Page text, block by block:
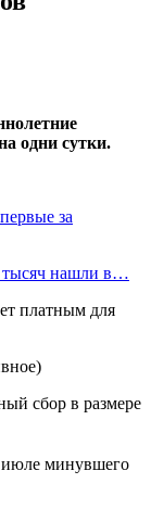
одни сутки.
за
тысяч нашли в…
сбор в размере
июле минувшего